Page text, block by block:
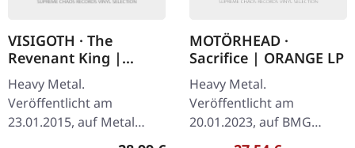
VISIGOTH · The
Revenant King |
BLACK 2LP
Heavy Metal.
Veröffentlicht am
23.01.2015, auf Metal
Blade Records. Schwarzes
MOTÖRHEAD ·
Sacrifice | ORANGE LP
Heavy Metal.
Veröffentlicht am
20.01.2023, auf BMG
Rights Management.